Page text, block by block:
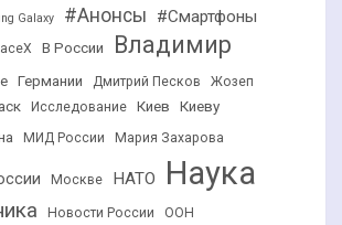
Galaxy #Анонсы #Смартфоны
В России
Владимир
Германии Дмитрий Песков
Жозеп
Исследование Киев Киеву
МИД России Мария Захарова
Москве НАТО Наука
Новости России ООН